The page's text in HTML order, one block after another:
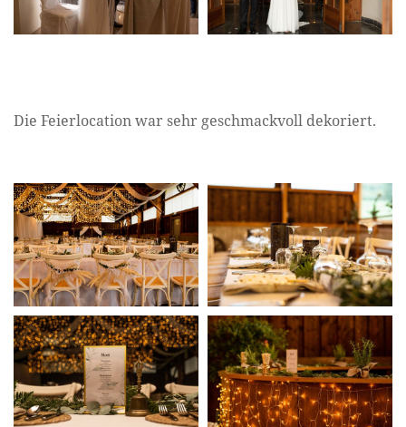
Die Feierlocation war sehr geschmackvoll dekoriert.